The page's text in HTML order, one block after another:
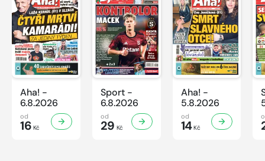
Aha! -
6.8.2026
od
16 Kč
Sport -
6.8.2026
od
29 Kč
Aha! -
5.8.2026
od
14Kč